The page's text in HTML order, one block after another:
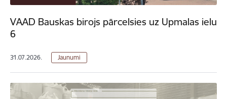
VAAD Bauskas birojs pārcelsies uz Upmalas ielu
6
31.07.2026. Jaunumi